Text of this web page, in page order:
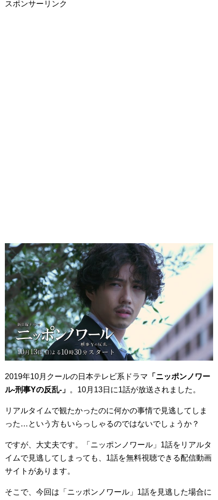
スポンサーリンク
2019年10月クールの日本テレビ系ドラマ 「ニッポンノワー
ル-刑事Yの反乱-」 。10月13日に1話が放送されました。
リアルタイムで観たかったのに何かの事情で見逃してしま
った…という方もいらっしゃるのではないでしょうか？
ですが、大丈夫です。「ニッポンノワール」1話をリアルタ
イムで見逃してしまっても、1話を無料視聴できる配信動画
サイトがあります。
そこで、今回は「ニッポンノワール」1話を見逃した場合に